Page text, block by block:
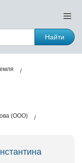
Найти
(ООО)